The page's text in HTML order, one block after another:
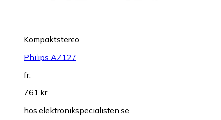
Kompaktstereo
Philips AZ127
fr.
761 kr
hos elektronikspecialisten.se